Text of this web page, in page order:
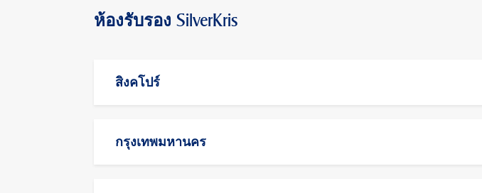
ห้องรับรอง SilverKris
สิงคโปร์
กรุงเทพมหานคร